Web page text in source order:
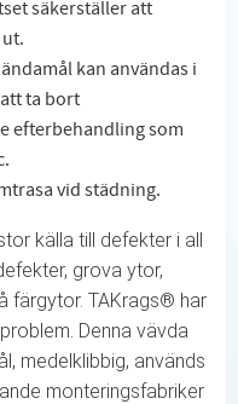
säkerställer att
kan användas i
ta bort
efterbehandling som
vid städning.
källa till defekter i all
grova ytor,
färgytor. TAKrags® har
Denna vävda
medelklibbig, används
monteringsfabriker